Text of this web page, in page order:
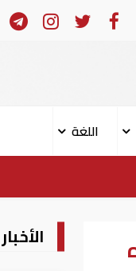
البيان الكامل لتوقيع اتفاقية
اللغة